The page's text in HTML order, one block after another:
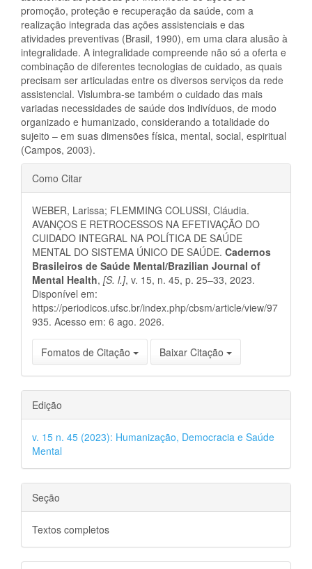
promoção, proteção e recuperação da saúde, com a
realização integrada das ações assistenciais e das
atividades preventivas (Brasil, 1990), em uma clara alusão à
integralidade. A integralidade compreende não só a oferta e
combinação de diferentes tecnologias de cuidado, as quais
precisam ser articuladas entre os diversos serviços da rede
assistencial. Vislumbra-se também o cuidado das mais
variadas necessidades de saúde dos indivíduos, de modo
organizado e humanizado, considerando a totalidade do
sujeito – em suas dimensões física, mental, social, espiritual
(Campos, 2003).
Detalhes
do
artigo
Como Citar
WEBER, Larissa; FLEMMING COLUSSI, Cláudia.
AVANÇOS E RETROCESSOS NA EFETIVAÇÃO DO
CUIDADO INTEGRAL NA POLÍTICA DE SAÚDE
MENTAL DO SISTEMA ÚNICO DE SAÚDE. Cadernos
Brasileiros de Saúde Mental/Brazilian Journal of
Mental Health, [S. l.], v. 15, n. 45, p. 25–33, 2023.
Disponível em:
https://periodicos.ufsc.br/index.php/cbsm/article/view/97
935. Acesso em: 6 ago. 2026.
Fomatos de Citação Baixar Citação
Edição
v. 15 n. 45 (2023): Humanização, Democracia e Saúde
Mental
Seção
Textos completos